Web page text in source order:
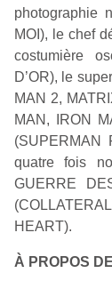
photographie
MOI), le chef
costumière
D’OR), le
MAN 2,
MAN, IRON
(SUPERMAN
quatre fois
GUERRE
HEART).
À PROPOS